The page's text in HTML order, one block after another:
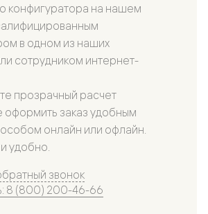
конфигуратора на нашем
в одном из наших
сотрудником интернет-
прозрачный расчет
оформить заказ удобным
онлайн или офлайн.
удобно.
звонок
8 (800) 200-46-66